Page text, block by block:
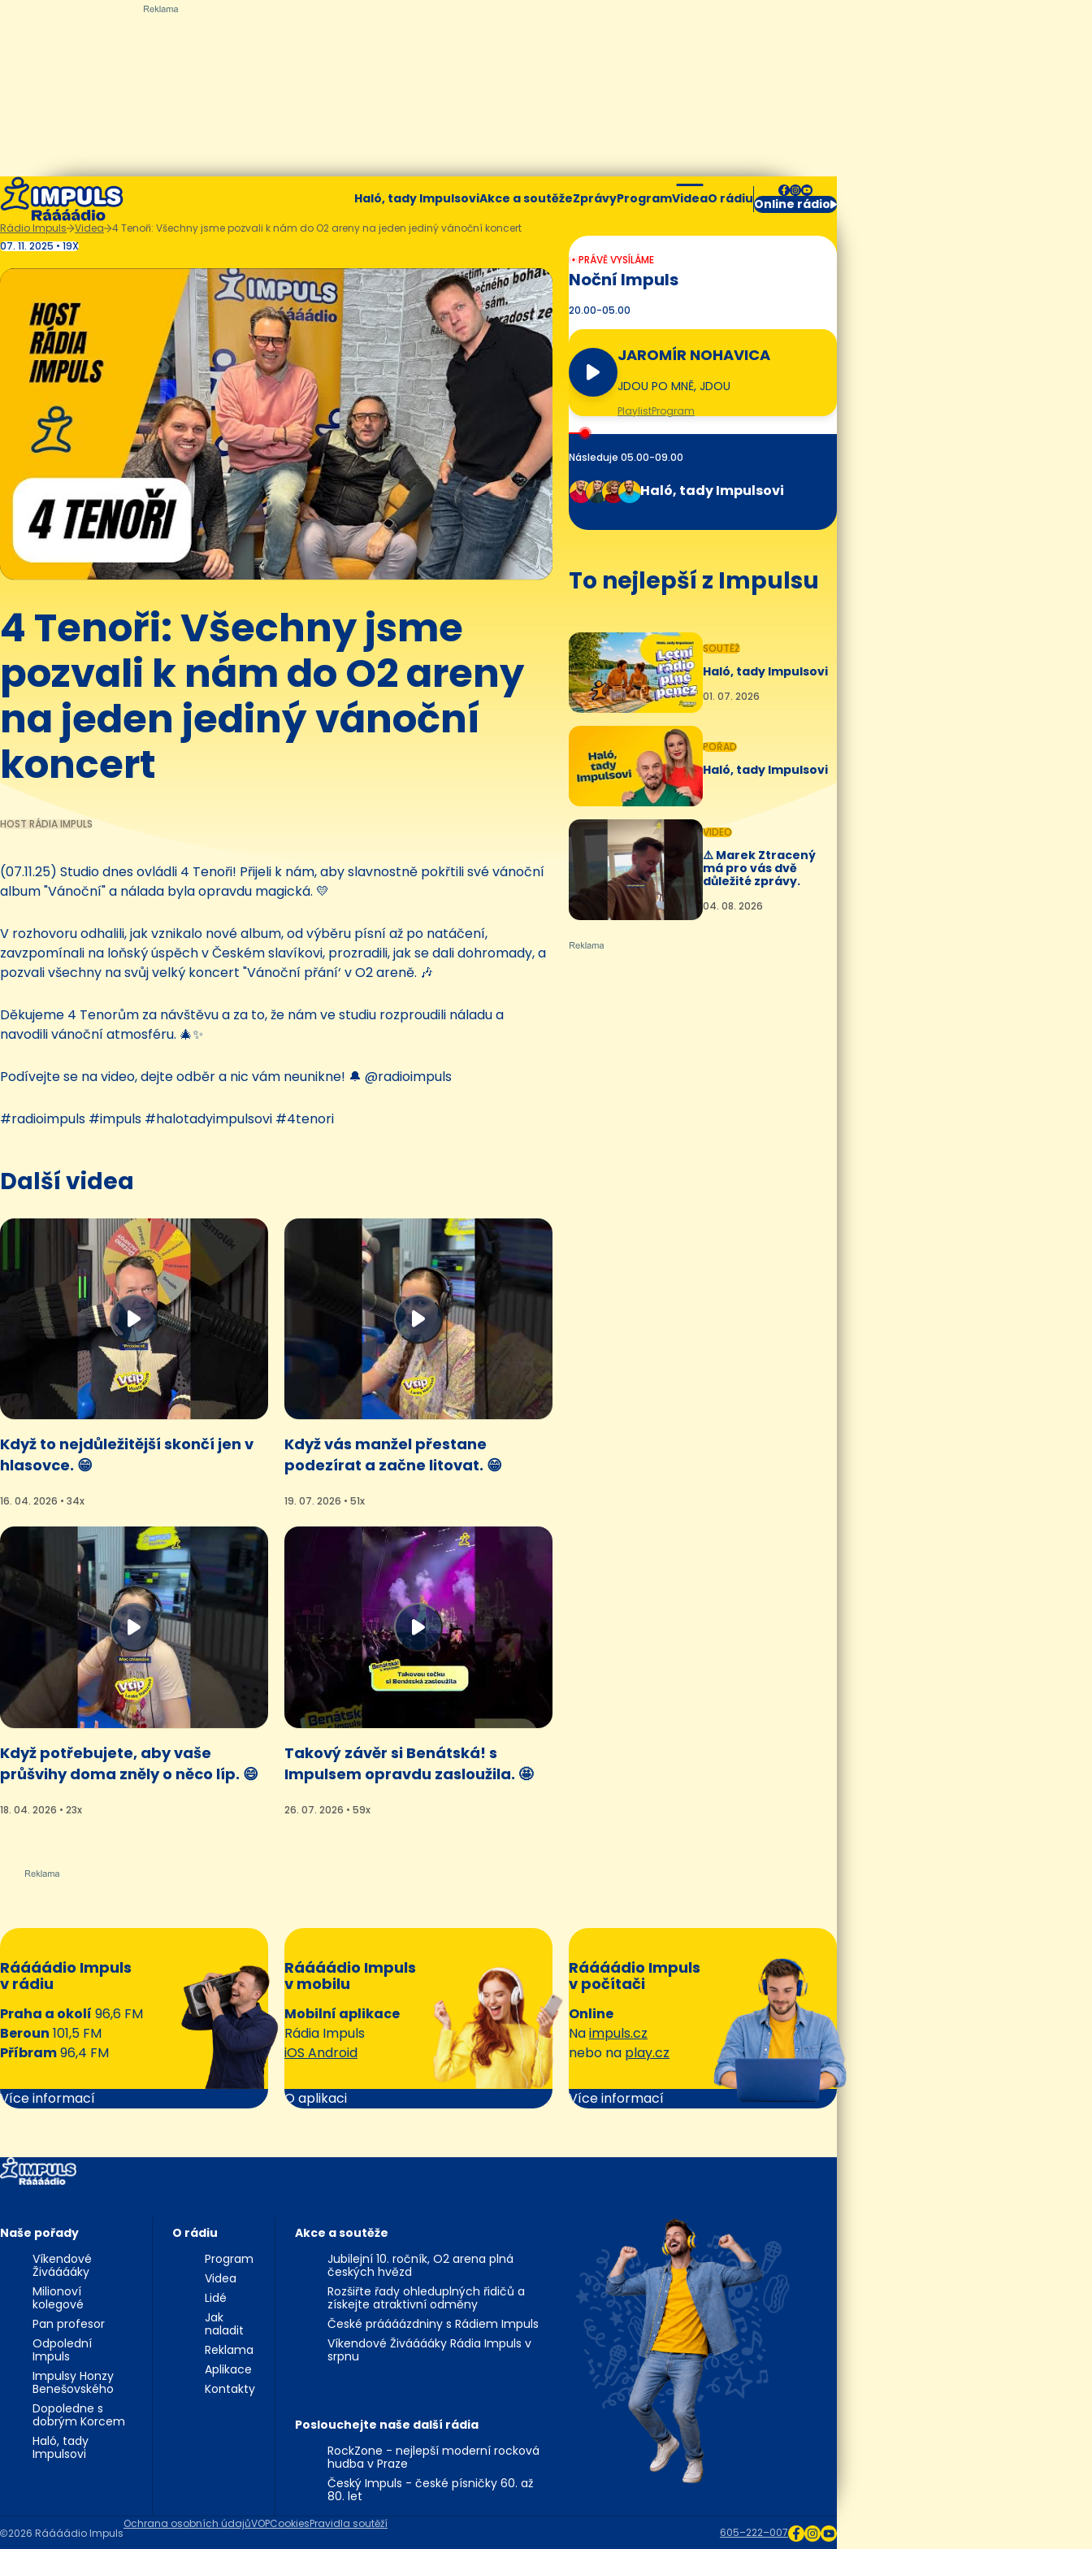
Haló, tady ImpulsoviAkce a soutěžeZprávyProgramVideaO rádiuOnline rádio
Rádio Impuls Videa
4 Tenoři: Všechny jsme pozvali k nám do O2 areny na jeden jediný vánoční koncert
07. 11. 2025 • 19X
4 Tenoři: Všechny jsme
pozvali k nám do O2 areny
na jeden jediný vánoční
koncert
HOST RÁDIA IMPULS
(07.11.25) Studio dnes ovládli 4 Tenoři! Přijeli k nám, aby slavnostně pokřtili své vánoční
album "Vánoční" a nálada byla opravdu magická. 💛
V rozhovoru odhalili, jak vznikalo nové album, od výběru písní až po natáčení,
zavzpomínali na loňský úspěch v Českém slavíkovi, prozradili, jak se dali dohromady, a
pozvali všechny na svůj velký koncert "Vánoční přání‘ v O2 areně. 🎶
Děkujeme 4 Tenorům za návštěvu a za to, že nám ve studiu rozproudili náladu a
navodili vánoční atmosféru. 🎄✨
Podívejte se na video, dejte odběr a nic vám neunikne! 🔔 @radioimpuls
#radioimpuls #impuls #halotadyimpulsovi #4tenori
Další videa
Když to nejdůležitější skončí jen v
hlasovce. 😁
16. 04. 2026 • 34x
Když vás manžel přestane
podezírat a začne litovat. 😁
19. 07. 2026 • 51x
Když potřebujete, aby vaše
průšvihy doma zněly o něco líp. 😄
18. 04. 2026 • 23x
Takový závěr si Benátská! s
Impulsem opravdu zasloužila. 🤩
26. 07. 2026 • 59x
PRÁVĚ VYSÍLÁME
Noční Impuls
20.00-05.00
JAROMÍR NOHAVICA
JDOU PO MNĚ, JDOU
PlaylistProgram
Následuje 05.00-09.00
Haló, tady Impulsovi
To nejlepší z Impulsu
SOUTĚŽ
Haló, tady Impulsovi
01. 07. 2026
POŘAD
Haló, tady Impulsovi
VIDEO
⚠️ Marek Ztracený
má pro vás dvě
důležité zprávy.
04. 08. 2026
Ráááádio Impuls
v rádiu
Praha a okolí 96,6 FM
Beroun 101,5 FM
Příbram96,4 FM
Více informací
Ráááádio Impuls
v mobilu
Mobilní aplikace
Rádia Impuls
iOS Android
O aplikaci
Ráááádio Impuls
v počítači
Online
Naimpuls.cz
nebo na play.cz
Více informací
Naše pořady
Víkendové
Živááááky
Milionoví
kolegové
Pan profesor
Odpolední
Impuls
Impulsy Honzy
Benešovského
Dopoledne s
dobrým Korcem
Haló, tady
Impulsovi
O rádiu
Program
Videa
Lidé
Jak
naladit
Reklama
Aplikace
Kontakty
Akce a soutěže
Jubilejní 10. ročník, O2 arena plná
českých hvězd
Rozšiřte řady ohleduplných řidičů a
získejte atraktivní odměny
České práááázdniny s Rádiem Impuls
Víkendové Živááááky Rádia Impuls v
srpnu
Poslouchejte naše další rádia
RockZone - nejlepší moderní rocková
hudba v Praze
Český Impuls - české písničky 60. až
80. let
2026 Ráááádio Impuls
Ochrana osobních údajůVOPCookiesPravidla soutěží
605–222–007